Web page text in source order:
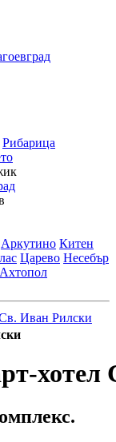
Рибарица
Аркутино Китен
Царево Несебър
Ахтопол
Иван Рилски